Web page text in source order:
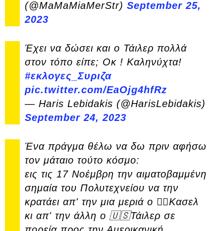
(@MaMaMiaMerStr) September 25,
2023
Έχει να δώσει και ο Τάιλερ πολλά
στον τόπο είπε; Οκ ! Καληνύχτα!
#εκλογες_Συριζα
pic.twitter.com/EaOjg4hfRz
— Haris Lebidakis (@HarisLebidakis)
September 24, 2023
Ένα πράγμα θέλω να δω πριν αφήσω
τον μάταιο τούτο κόσμο:
εις τις 17 Νοέμβρη την αιματοβαμμένη
σημαία του Πολυτεχνείου να την
κρατάει απ' την μια μεριά ο 🏳️‍🌈Κασελ
κι απ' την άλλη ο 🇺🇸Τάιλερ σε